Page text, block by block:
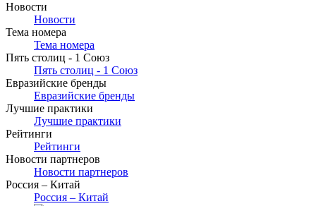
Новости
Новости
Тема номера
Тема номера
Пять столиц - 1 Союз
Пять столиц - 1 Союз
Евразийские бренды
Евразийские бренды
Лучшие практики
Лучшие практики
Рейтинги
Рейтинги
Новости партнеров
Новости партнеров
Россия – Китай
Россия – Китай